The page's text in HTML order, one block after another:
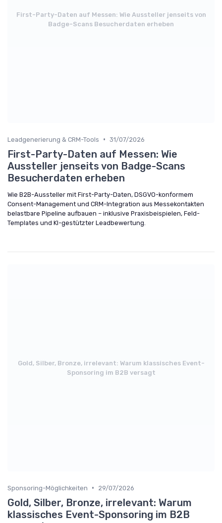
First-Party-Daten auf Messen: Wie Aussteller jenseits von
Badge-Scans Besucherdaten erheben
Leadgenerierung & CRM-Tools • 31/07/2026
First-Party-Daten auf Messen: Wie
Aussteller jenseits von Badge-Scans
Besucherdaten erheben
Wie B2B-Aussteller mit First-Party-Daten, DSGVO-konformem
Consent-Management und CRM-Integration aus Messekontakten
belastbare Pipeline aufbauen – inklusive Praxisbeispielen, Feld-
Templates und KI-gestützter Leadbewertung.
Gold, Silber, Bronze, irrelevant: Warum klassisches Event-
Sponsoring im B2B versagt
Sponsoring-Möglichkeiten • 29/07/2026
Gold, Silber, Bronze, irrelevant: Warum
klassisches Event-Sponsoring im B2B